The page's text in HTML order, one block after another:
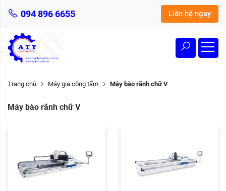
094 896 6655 Liên hệ ngay
Trang chủ Máy gia công tấm Máy bào rãnh chữ V
Máy bào rãnh chữ V